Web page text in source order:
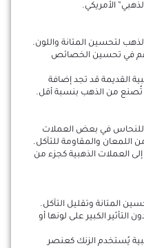
الأمريكي.
لتحسين المتانة واللون.
في تحسين الخصائص
القديمة قد تجد إضافة
تُصنع من الذهب بنسبة أقل.
للنحاس في بعض العملات
من اللمعان والمقاومة للتآكل.
العملات الذهبية كجزء من
المتانة وتقليل التآكل.
الكبير على لونها أو
يُستخدم الزنك كعنصر